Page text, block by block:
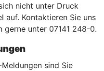
nicht unter Druck
auf. Kontaktieren Sie uns
gerne unter 07141 248-0.
sind Sie